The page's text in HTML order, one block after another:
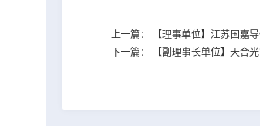
上一篇：
【理事单位】江苏国嘉
下一篇：
【副理事长单位】天合